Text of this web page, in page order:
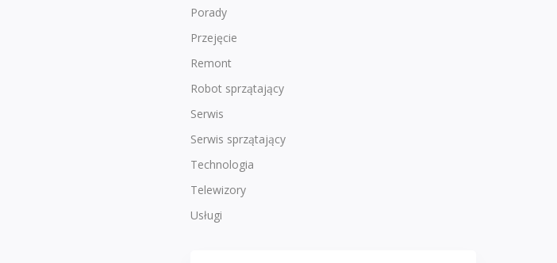
Porady
Przejęcie
Remont
Robot sprzątający
Serwis
Serwis sprzątający
Technologia
Telewizory
Usługi